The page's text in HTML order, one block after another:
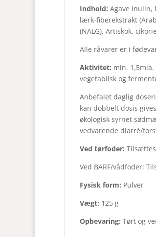
Indhold: Agave Inulin,
lærk-fiberekstrakt
(NALG), Artiskok,
Alle råvarer er i
Aktivitet: min. 1,5mia.
vegetabilsk og
Anbefalet daglig
kan dobbelt dosis
økologisk syrnet
vedvarende diarré/
Ved tørfoder:
Ved BARF/vådfoder:
Fysisk form: Pulver
Vægt: 125 g
Opbevaring: Tørt og